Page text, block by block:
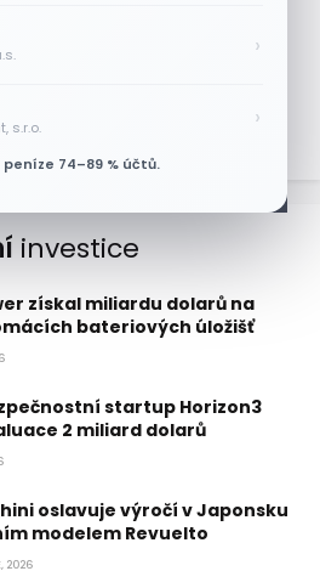
›
s.r.o. ›
74–89 % účtů.
o 7,6 % a zvýšil podíl na
investice
získal miliardu dolarů na
bateriových úložišť
startup Horizon3
2 miliard dolarů
oslavuje výročí v Japonsku
modelem Revuelto
2026